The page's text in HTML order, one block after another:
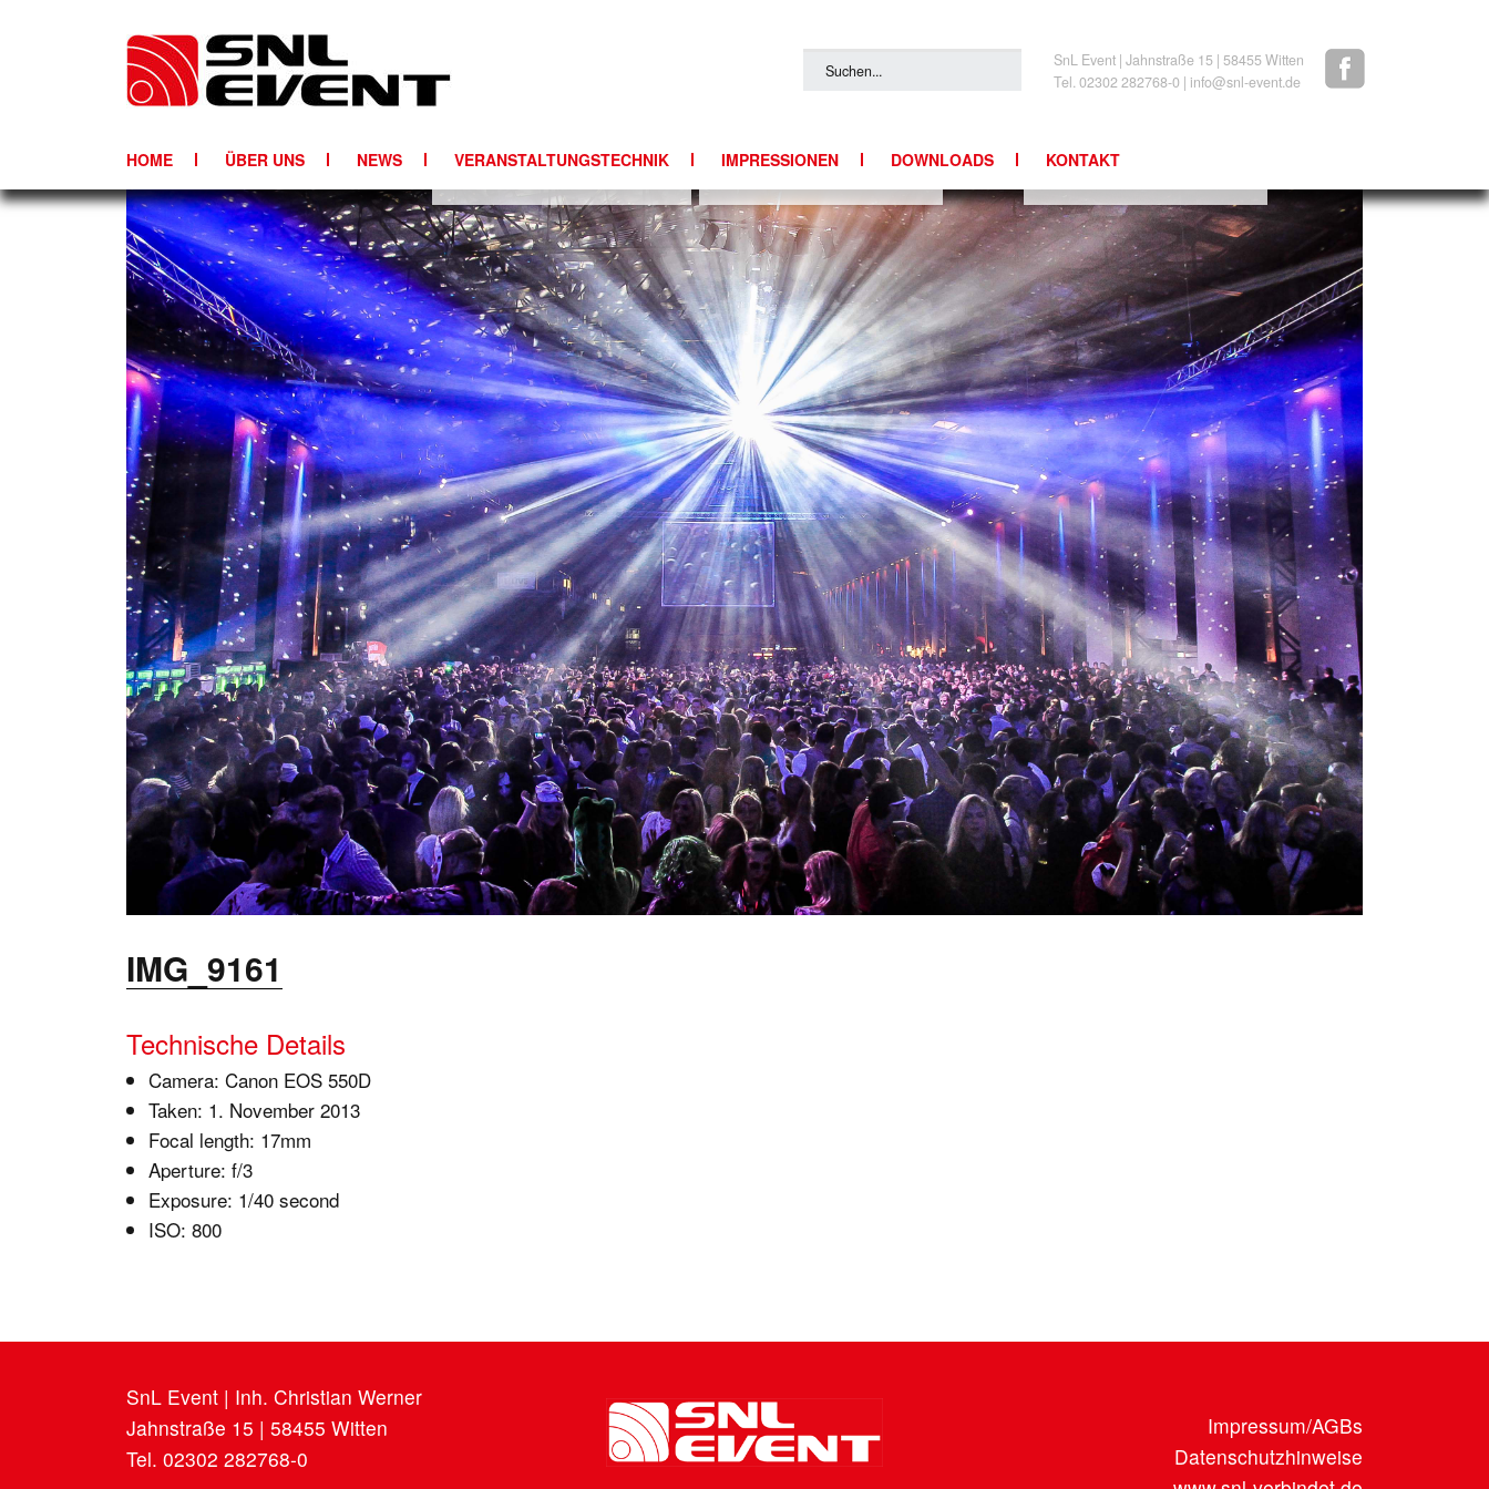
HOME ÜBER UNS NEWS VERANSTALTUNGSTECHNIK
TONTECHNIK
LICHTTECHNIK
PARTY-ANLAGEN
DJ-EQUIPMENT
AIRLIGHT
BÜHNE & RIGGING
MEDIENTECHNIK
SHOW- & SPEZIALEFFEKTE
ROADSHOW
MESSEBAU /
MESSEAUSSTATTUNG
GEBRAUCHTE
VERANSTALTUNGSTECHNIK
IMPRESSIONEN
FOTOS
DOWNLOADS KONTAKT
NEWSLETTER
IMPRESSUM/AGBS
SnL Event | Jahnstraße 15 | 58455 Witten
Tel. 02302 282768-0 | info@snl-event.de
IMG_9161
Technische Details
Camera: Canon EOS 550D
Taken: 1. November 2013
Focal length: 17mm
Aperture: f/3
Exposure: 1/40 second
ISO: 800
SnL Event | Inh. Christian Werner
Jahnstraße 15 | 58455 Witten
Tel. 02302 282768-0
Impressum/AGBs
Datenschutzhinweise